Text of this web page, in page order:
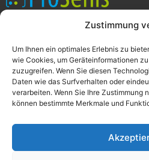
Zustimmung
Um Ihnen ein optimales Erlebnis zu
wie Cookies, um Geräteinformationen
zuzugreifen. Wenn Sie diesen
Daten wie das Surfverhalten oder
verarbeiten. Wenn Sie Ihre Zustimmung
können bestimmte Merkmale und
Gemeinnützige Senioren- und
Geschäftsstelle
Kühnsstraße 18
30559 Hannover
Impressum